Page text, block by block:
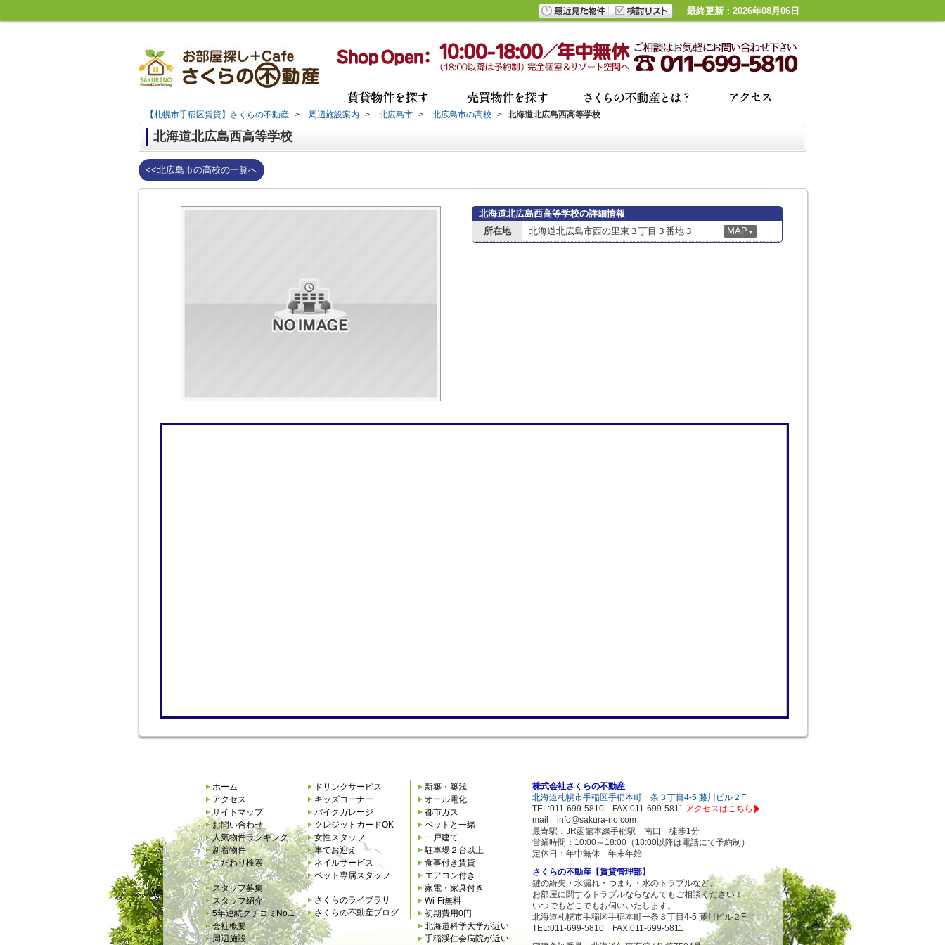
最終更新：2026年08月06日
【札幌市手稲区賃貸】さくらの不動産 > 周辺施設案内 > 北広島市 > 北広島市の高校 > 北海道北広島西高等学校
北海道北広島西高等学校
<<北広島市の高校の一覧へ
北海道北広島西高等学校の詳細情報
所在地
北海道北広島市西の里東３丁目３番地３ MAP ▼
ホーム
アクセス
サイトマップ
お問い合わせ
人気物件ランキング
新着物件
こだわり検索
スタッフ募集
スタッフ紹介
5年連続クチコミNo.1
会社概要
周辺施設
ドリンクサービス
キッズコーナー
バイクガレージ
クレジットカードOK
女性スタッフ
車でお迎え
ネイルサービス
ペット専属スタッフ
さくらのライブラリ
さくらの不動産ブログ
新築・築浅
オール電化
都市ガス
ペットと一緒
一戸建て
駐車場２台以上
食事付き賃貸
エアコン付き
家電・家具付き
Wi-Fi無料
初期費用0円
北海道科学大学が近い
手稲渓仁会病院が近い
株式会社さくらの不動産
北海道札幌市手稲区手稲本町一条３丁目4-5 藤川ビル２F
TEL:011-699-5810 FAX:011-699-5811 アクセスはこちら
mail info@sakura-no.com
最寄駅：JR函館本線手稲駅 南口 徒歩1分
営業時間：10:00～18:00（18:00以降は電話にて予約制）
定休日：年中無休 年末年始
さくらの不動産【賃貸管理部】
鍵の紛失・水漏れ・つまり・水のトラブルなど、
お部屋に関するトラブルならなんでもご相談ください！
いつでもどこでもお伺いいたします。
北海道札幌市手稲区手稲本町一条３丁目4-5 藤川ビル２F
TEL:011-699-5810 FAX:011-699-5811